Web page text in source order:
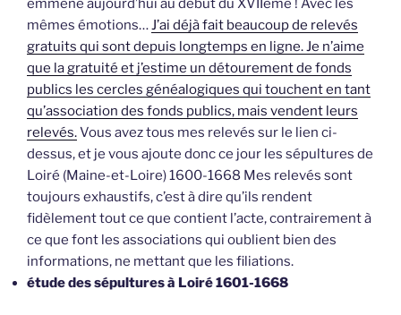
emmène aujourd’hui au début du XVIIème ! Avec les
mêmes émotions…J’ai déjà fait beaucoup de relevés
gratuits qui sont depuis longtemps en ligne. Je n’aime
que la gratuité et j’estime un détourement de fonds
publics les cercles généalogiques qui touchent en tant
qu’association des fonds publics, mais vendent leurs
relevés.Vous avez tous mes relevés sur le lien ci-
dessus, et je vous ajoute donc ce jour les sépultures de
Loiré (Maine-et-Loire) 1600-1668 Mes relevés sont
toujours exhaustifs, c’est à dire qu’ils rendent
fidèlement tout ce que contient l’acte, contrairement à
ce que font les associations qui oublient bien des
informations, ne mettant que les filiations.
étude des sépultures à Loiré 1601-1668